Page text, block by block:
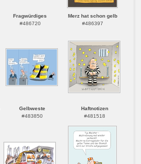
Fragwürdiges
#486720
Merz hat schon gelb
#486397
Gelbweste
#483850
Haftnotizen
#481518